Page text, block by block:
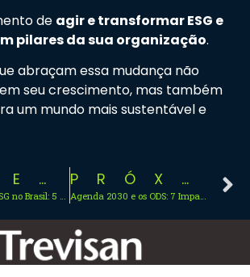
de agir e transformar ESG e
pilares da sua organização.
abraçam essa mudança não
seu crescimento, mas também
um mundo mais sustentável e
ANTERIOR PRÓXIMO